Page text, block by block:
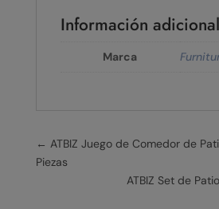
Información adicional
Marca
← ATBIZ Juego de Comedor de
Piezas
ATBIZ Set de